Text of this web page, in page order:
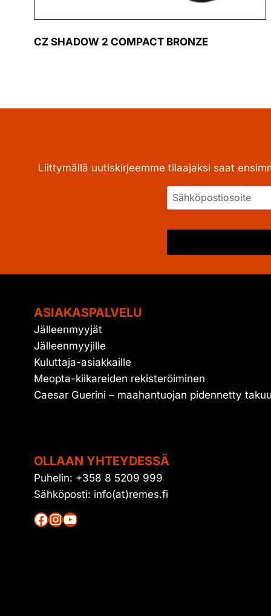
CZ SHADOW 2 COMPACT BRONZE
Liittymällä uutiskirjeemme tilaajaksi saat
ASIAKASPALVELU
Jälleenmyyjät
Jälleenmyyjille
Kuluttaja-asiakkaille
Meopta-kiikareiden rekisteröiminen
Caesar Guerini – maahantuojan pidennetty takuu
OLLAAN YHTEYDESSÄ
Puhelin: +358 8 5209 999
Sähköposti: info(at)remes.fi
Facebook
Instagram
YouTube